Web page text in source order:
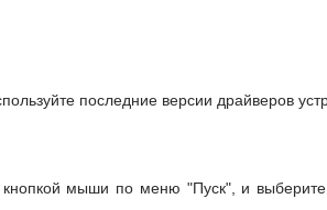
последние версии драйверов
кнопкой мыши по меню "Пуск", и